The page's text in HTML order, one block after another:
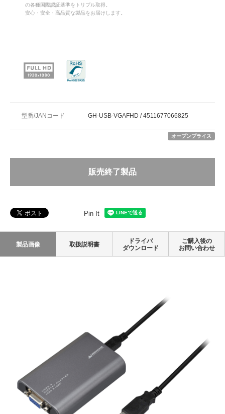
の各種国際認証基準をトリプル取得。
安心・安全・高品質な製品をお届けします。
型番/JANコード GH-USB-VGAFHD / 4511677066825
オープンプライス
販売終了製品
Pin It
製品画像 取扱説明書
ドライバ
ダウンロード
ご購入後の
お問い合わせ